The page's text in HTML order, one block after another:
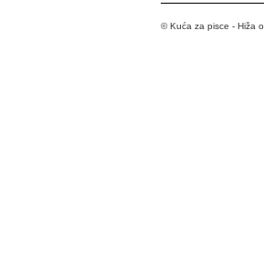
© Kuća za pisce - Hiža